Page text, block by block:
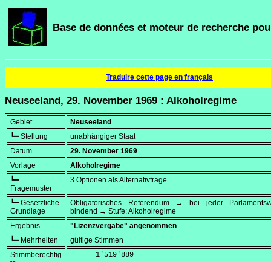
Base de données et moteur de recherche
Traduire cette page en français
Neuseeland, 29. November 1969 : Alkoholregime
Gebiet
Neuseeland
┗━ Stellung
unabhängiger Staat
Datum
29. November 1969
Vorlage
Alkoholregime
┗━
Fragemuster
3 Optionen als Alternativfrage
┗━ Gesetzliche
Grundlage
Obligatorisches Referendum → bei jeder
bindend → Stufe: Alkoholregime
Ergebnis
"Lizenzvergabe" angenommen
┗━ Mehrheiten
gültige Stimmen
Stimmberechtig
      1'519'889